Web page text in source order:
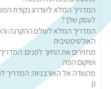
המדריך המלא לשדרוג נקודת
לעסק שלך?
המדריך המלא לעולם ההקרנה
האולטימטיבית
מחזירים את החיוך לפנים:
ושיקום הפה
מהשדה אל האורבניות: המדריך
גן